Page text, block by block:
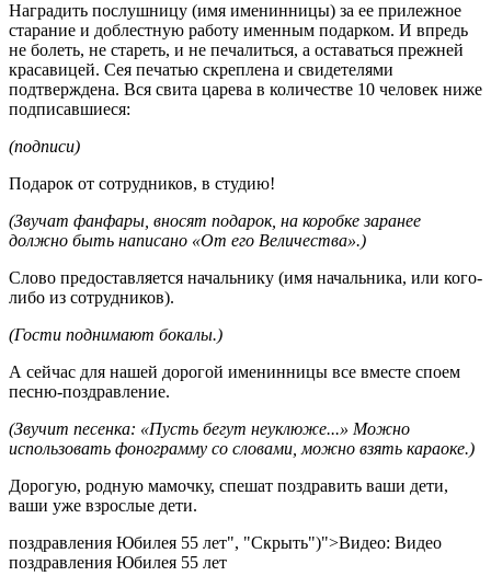
Наградить послушницу (имя именинницы) за ее прилежное
старание и доблестную работу именным подарком. И впредь
не болеть, не стареть, и не печалиться, а оставаться прежней
красавицей. Сея печатью скреплена и свидетелями
подтверждена. Вся свита царева в количестве 10 человек ниже
подписавшиеся:
(подписи)
Подарок от сотрудников, в студию!
(Звучат фанфары, вносят подарок, на коробке заранее
должно быть написано «От его Величества».)
Слово предоставляется начальнику (имя начальника, или кого-
либо из сотрудников).
(Гости поднимают бокалы.)
А сейчас для нашей дорогой именинницы все вместе споем
песню-поздравление.
(Звучит песенка: «Пусть бегут неуклюже...» Можно
использовать фонограмму со словами, можно взять караоке.)
Дорогую, родную мамочку, спешат поздравить ваши дети,
ваши уже взрослые дети.
поздравления Юбилея 55 лет", "Скрыть")">Видео: Видео
поздравления Юбилея 55 лет